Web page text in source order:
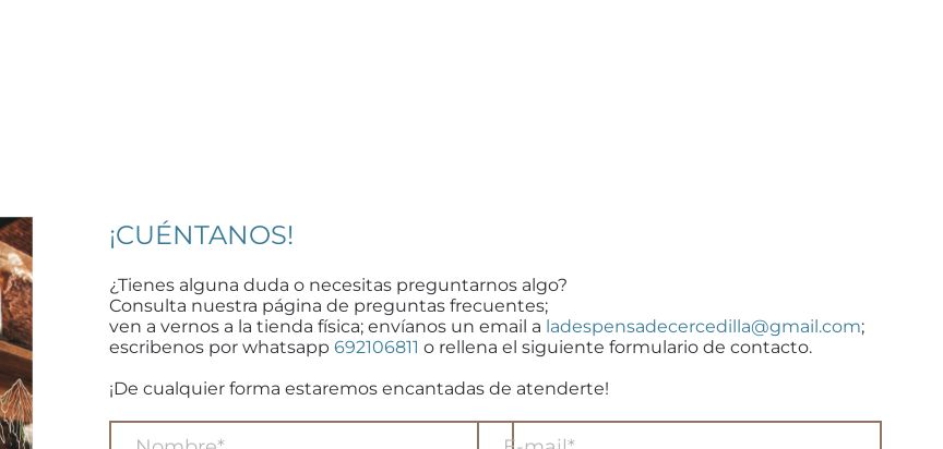
¡CUÉNTANOS!
¿Tienes alguna duda o necesitas preguntarnos algo?
Consulta nuestra página de preguntas frecuentes;
ven a vernos a la tienda física; envíanos un email a ladespensadecercedilla@gmail.com;
escribenos por whatsapp 692106811 o rellena el siguiente formulario de contacto.
¡De cualquier forma estaremos encantadas de atenderte!